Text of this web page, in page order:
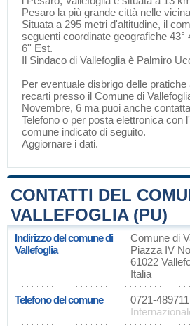
Pesaro la più grande città nelle
Situata a 295 metri d'altitudine, il
seguenti coordinate geografiche 43°
6'' Est.
Il Sindaco di Vallefoglia è Palmiro
Per eventuale disbrigo delle
recarti presso il Comune di
Novembre, 6 ma puoi anche
Telefono o per posta elettronica con
comune indicato di seguito.
Aggiornare i dati.
CONTATTI DEL
VALLEFOGLIA (PU)
Indirizzo del comune di
Vallefoglia
Comune di
Piazza IV
61022
Italia
Telefono del comune
0721-489711